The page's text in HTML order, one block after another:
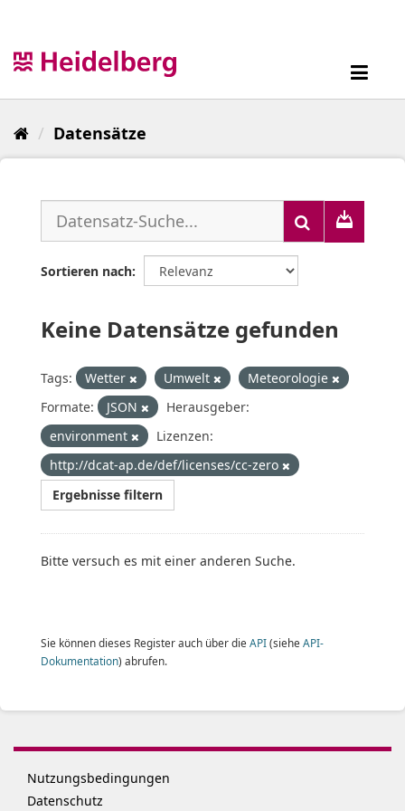
Datensätze
Sortieren nach
Keine Datensätze gefunden
Tags: Wetter Umwelt
Meteorologie
Formate:
JSON
Herausgeber:
environment
Lizenzen:
http://dcat-ap.de/def/licenses/cc-zero
Ergebnisse filtern
Bitte versuch es mit einer anderen Suche.
Sie können dieses Register auch über die API(siehe API-
Dokumentation) abrufen.
Nutzungsbedingungen
Datenschutz